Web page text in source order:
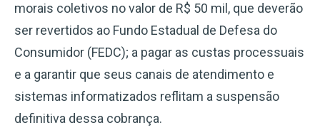
morais coletivos no valor de R$ 50 mil, que deverão
ser revertidos ao Fundo Estadual de Defesa do
Consumidor (FEDC); a pagar as custas processuais
e a garantir que seus canais de atendimento e
sistemas informatizados reflitam a suspensão
definitiva dessa cobrança.